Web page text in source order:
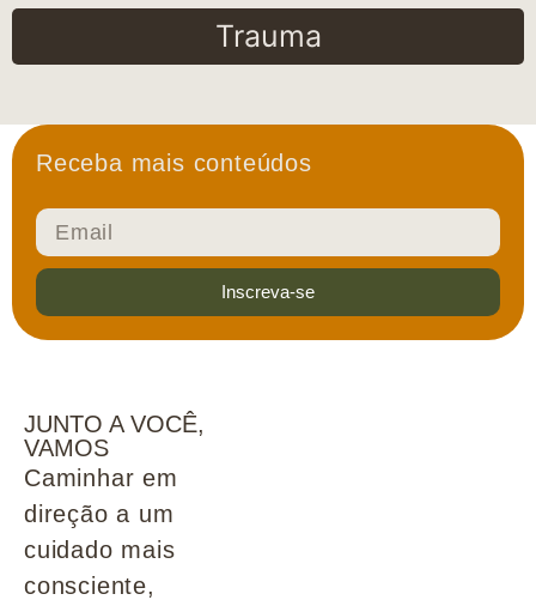
Trauma
Receba mais conteúdos
Inscreva-se
JUNTO A VOCÊ,
VAMOS
Caminhar em
direção a um
cuidado mais
consciente,